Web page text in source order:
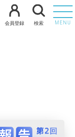
会員登録 検索 MENU